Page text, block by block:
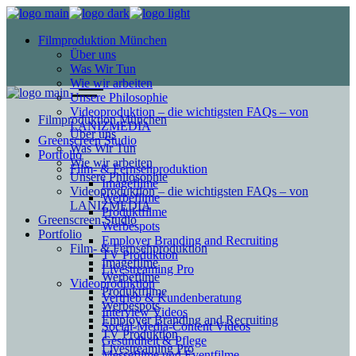
Filmproduktion München
Über uns
Was Wir Tun
Wie wir arbeiten
Unsere Philosophie
Videoproduktion – die wichtigsten FAQs – von
LANIZMEDIA
Greenscreen Studio
Portfolio
Film- & Fernsehproduktion
Imagefilme
Werbefilme
Produktfilme
Werbespots
Employer Branding and Recruiting
TV Produktion
Livestreaming Pro
Videoproduktion
Vertrieb & Kundenberatung
Interview Videos
Social-Media-Content Videos
Gesundheit & Pflege
Filmproduktion München
Über uns
Was Wir Tun
Wie wir arbeiten
Unsere Philosophie
Videoproduktion – die wichtigsten FAQs – von
LANIZMEDIA
Greenscreen Studio
Portfolio
Film- & Fernsehproduktion
Imagefilme
Werbefilme
Produktfilme
Werbespots
Employer Branding and Recruiting
TV Produktion
Livestreaming Pro